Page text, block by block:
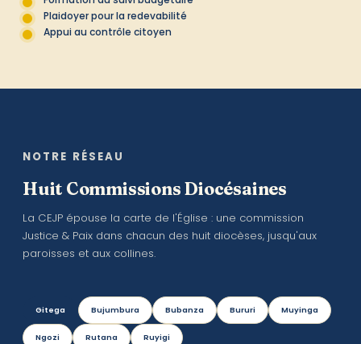
Plaidoyer pour la redevabilité
Appui au contrôle citoyen
NOTRE RÉSEAU
Huit Commissions Diocésaines
La CEJP épouse la carte de l'Église : une commission
Justice & Paix dans chacun des huit diocèses, jusqu'aux
paroisses et aux collines.
Gitega Bujumbura Bubanza Bururi Muyinga
Ngozi Rutana Ruyigi